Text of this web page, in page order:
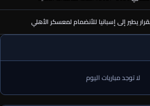
يطير إلى إسبانيا للأنضمام لمعسكر الأهلي
لا توجد مباريات اليوم